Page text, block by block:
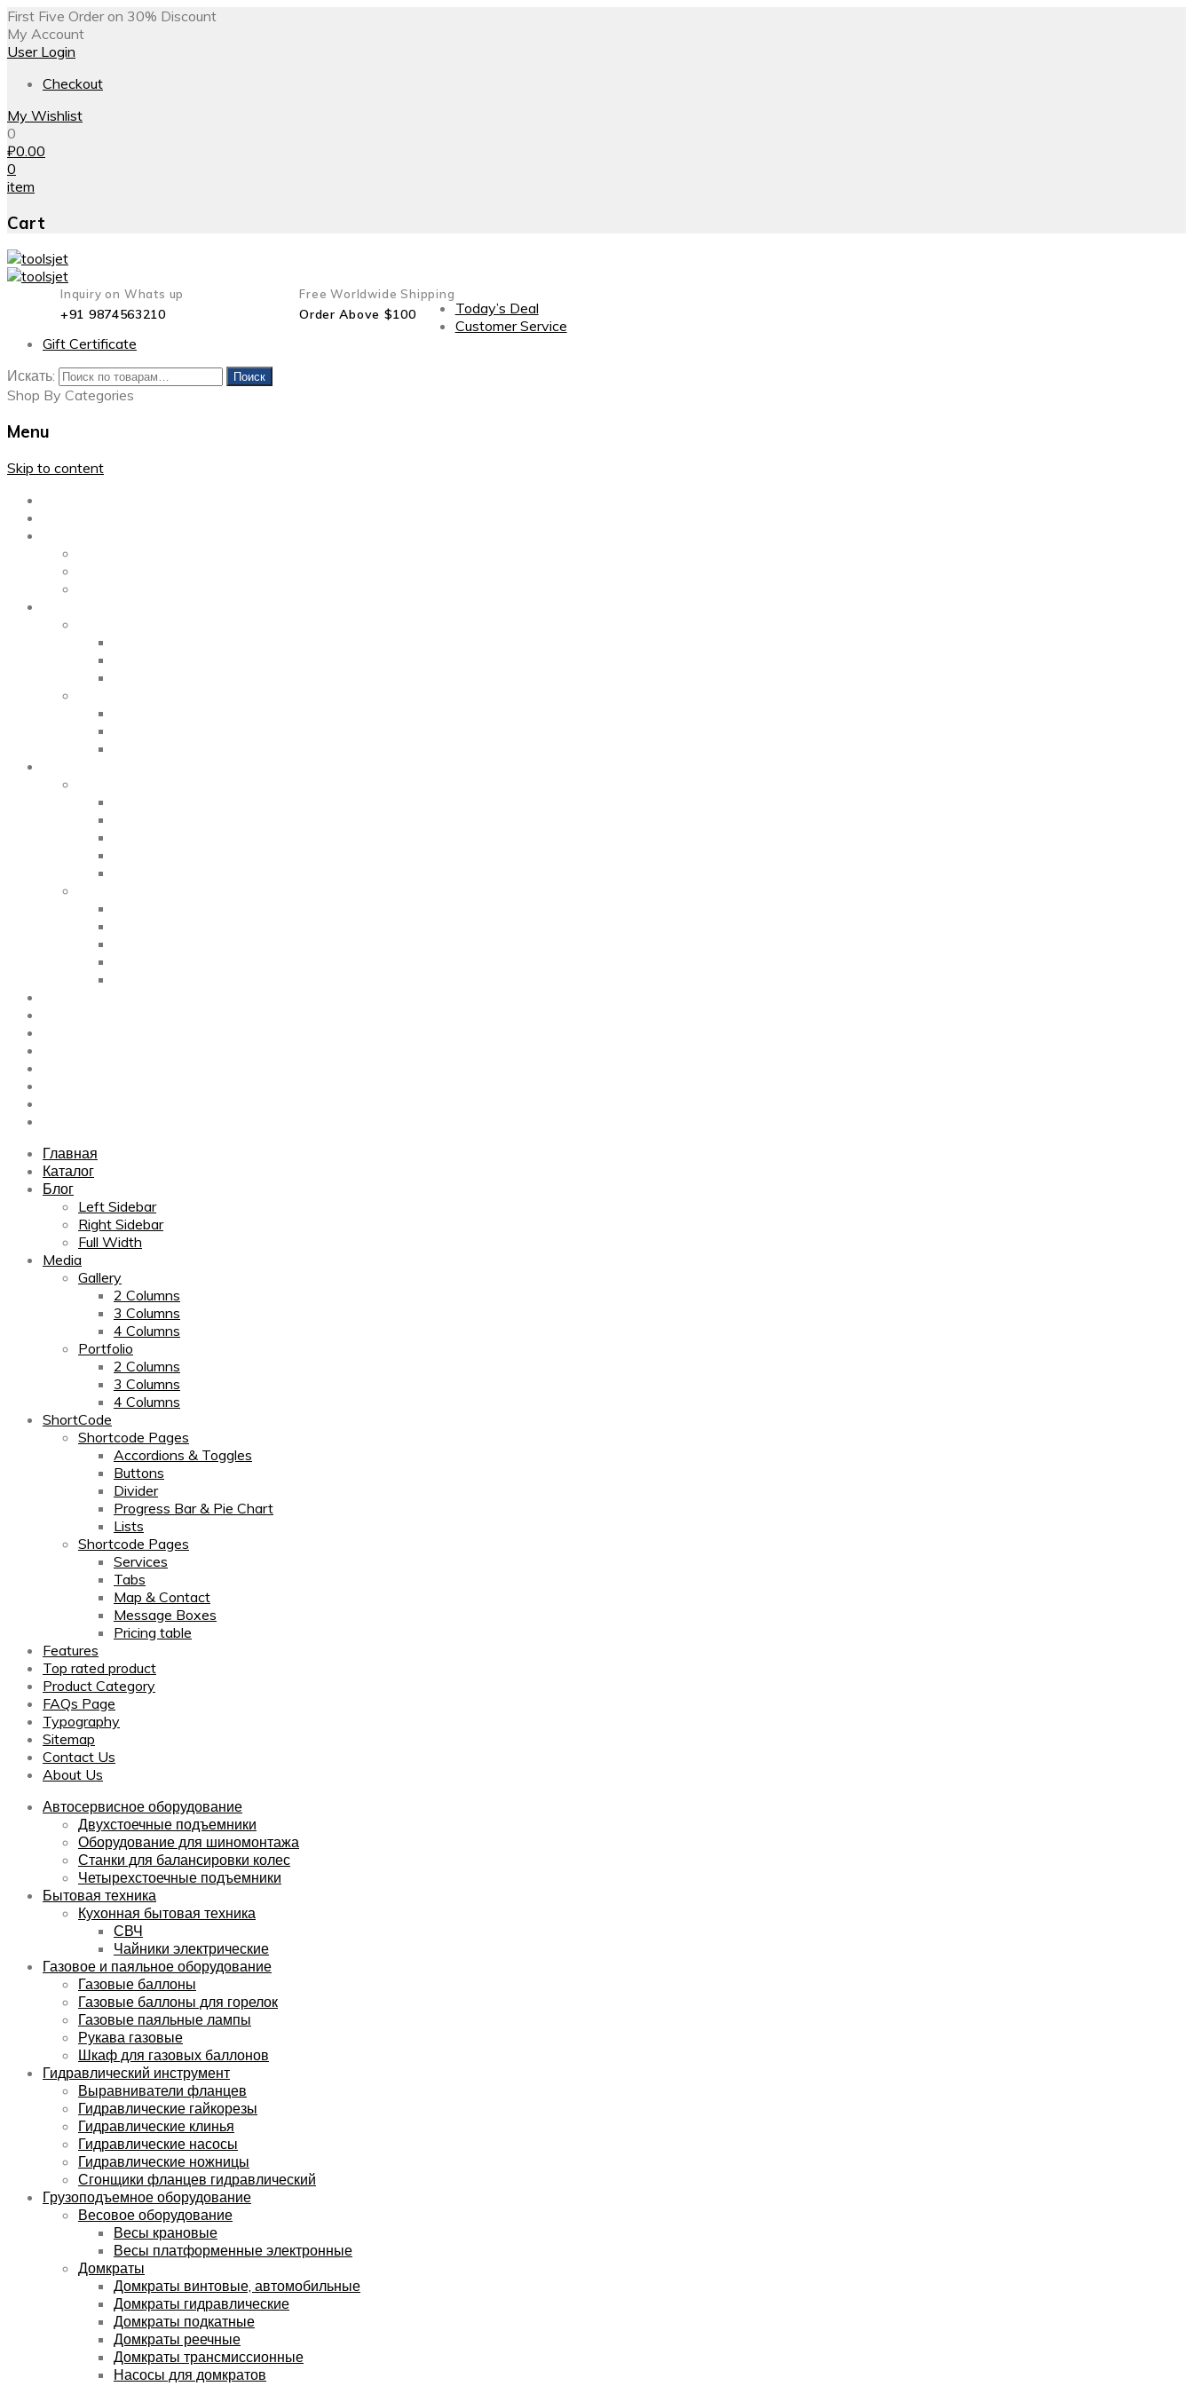
First Five Order on 30% Discount
My Account
User Login
Checkout
My Wishlist
0
₽0.00
0
item
Cart
Inquiry on Whats up
+91 9874563210
Free Worldwide Shipping
Order Above $100
Today’s Deal
Customer Service
Gift Certificate
Искать:
Поиск
Shop By Categories
Menu
Skip to content
Главная
Каталог
Блог
Left Sidebar
Right Sidebar
Full Width
Media
Gallery
2 Columns
3 Columns
4 Columns
Portfolio
2 Columns
3 Columns
4 Columns
ShortCode
Shortcode Pages
Accordions & Toggles
Buttons
Divider
Progress Bar & Pie Chart
Lists
Shortcode Pages
Services
Tabs
Map & Contact
Message Boxes
Pricing table
Features
Top rated product
Product Category
FAQs Page
Typography
Sitemap
Contact Us
About Us
Автосервисное оборудование
Двухстоечные подъемники
Оборудование для шиномонтажа
Станки для балансировки колес
Четырехстоечные подъемники
Бытовая техника
Кухонная бытовая техника
СВЧ
Чайники электрические
Газовое и паяльное оборудование
Газовые баллоны
Газовые баллоны для горелок
Газовые паяльные лампы
Рукава газовые
Шкаф для газовых баллонов
Гидравлический инструмент
Выравниватели фланцев
Гидравлические гайкорезы
Гидравлические клинья
Гидравлические насосы
Гидравлические ножницы
Сгонщики фланцев гидравлический
Грузоподъемное оборудование
Весовое оборудование
Весы крановые
Весы платформенные электронные
Домкраты
Домкраты винтовые, автомобильные
Домкраты гидравлические
Домкраты подкатные
Домкраты реечные
Домкраты трансмиссионные
Насосы для домкратов